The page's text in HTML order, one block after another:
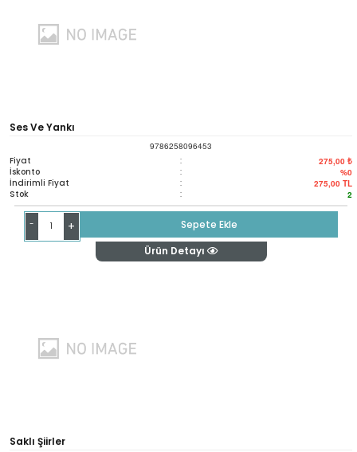
Ses Ve Yankı
9786258096453
Fiyat : 275,00 ₺
İskonto : %0
İndirimli Fiyat : 275,00 TL
Stok : 2
- +
Sepete Ekle
Ürün Detayı
Saklı Şiirler